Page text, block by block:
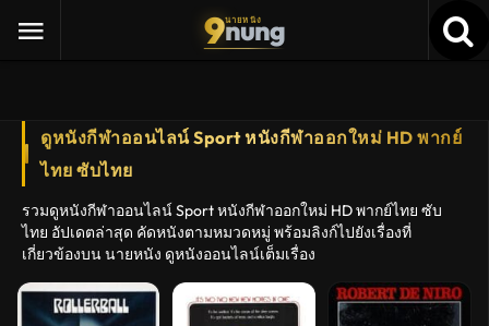
9นายหนัง
nung
ดูหนังกีฬาออนไลน์ Sport หนังกีฬาออกใหม่ HD พากย์
ไทย ซับไทย
รวมดูหนังกีฬาออนไลน์ Sport หนังกีฬาออกใหม่ HD พากย์ไทย ซับ
ไทย อัปเดตล่าสุด คัดหนังตามหมวดหมู่ พร้อมลิงก์ไปยังเรื่องที่
เกี่ยวข้องบน นายหนัง ดูหนังออนไลน์เต็มเรื่อง